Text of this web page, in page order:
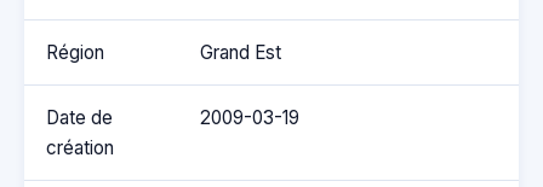
Région Grand Est
Date de
création
2009-03-19